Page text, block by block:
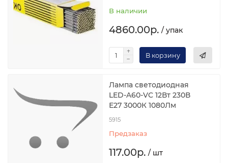
В наличии
4860.00р. / упак
В корзину
Лампа светодиодная
LED-A60-VC 12Вт 230В
Е27 3000К 1080Лм
5915
Предзаказ
117.00р. / шт